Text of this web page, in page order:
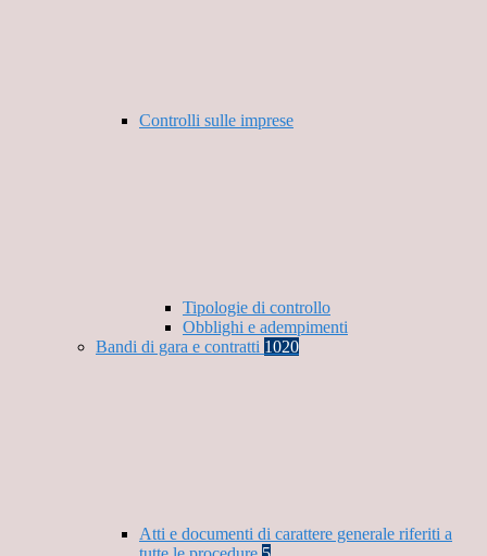
Controlli sulle imprese
Tipologie di controllo
Obblighi e adempimenti
Bandi di gara e contratti 1020
Atti e documenti di carattere generale riferiti a